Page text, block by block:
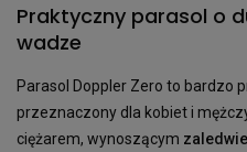
Praktyczny parasol o
wadze
Parasol Doppler Zero to bardzo
przeznaczony dla kobiet i
ciężarem, wynoszącym